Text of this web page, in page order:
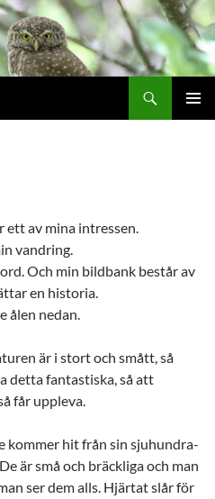
av mina intressen.
vandring.
Och min bildbank består av
en historia.
ålen nedan.
är i stort och smått, så
detta fantastiska, så att
får uppleva.
kommer hit från sin sjuhundra-
är små och bräckliga och man
ser dem alls. Hjärtat slår för